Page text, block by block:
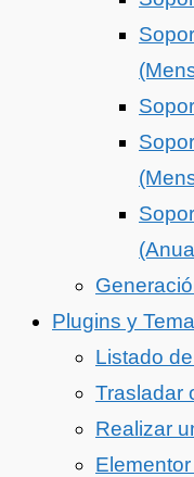
Plugins y
Listado
Trasladar
Realizar